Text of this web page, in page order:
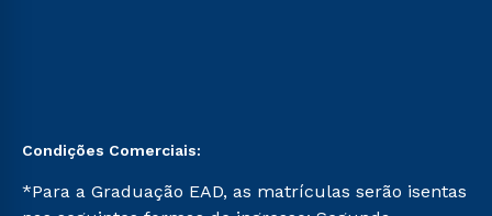
Condições Comerciais:
*Para a Graduação EAD, as matrículas serão isentas